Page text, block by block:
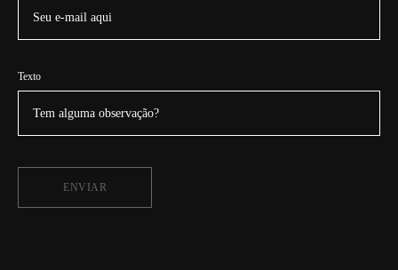
Texto
ENVIAR